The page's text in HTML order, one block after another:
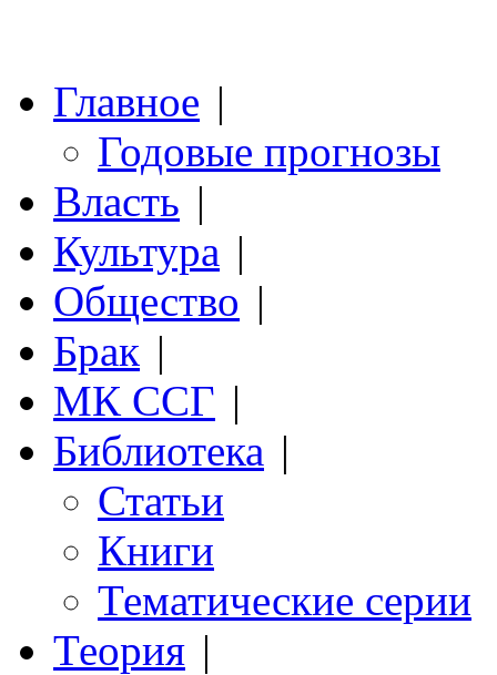
Главное |
Годовые прогнозы
Власть |
Культура |
Общество |
Брак |
МК ССГ |
Библиотека |
Статьи
Книги
Тематические серии
Теория |